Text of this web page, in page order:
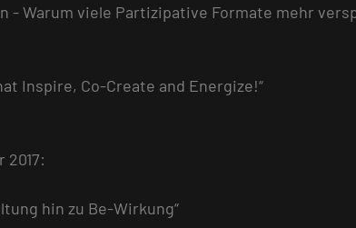
- Warum viele Partizipative Formate mehr
Inspire, Co-Create and Energize!“
2017:
hin zu Be-Wirkung“